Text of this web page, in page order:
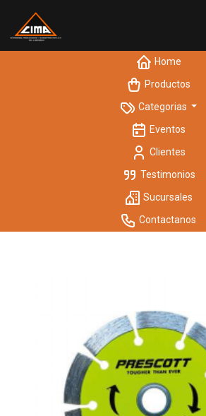
Home
Productos
Categorias
Eventos
Clientes
Testimonios
Sucursales
Contactanos